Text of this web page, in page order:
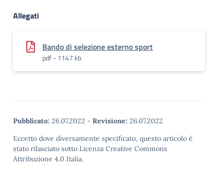
Allegati
Bando di selezione esterno sport
pdf - 1147 kb
Pubblicato: 26.07.2022 - Revisione: 26.07.2022
Eccetto dove diversamente specificato, questo articolo è
stato rilasciato sotto Licenza Creative Commons
Attribuzione 4.0 Italia.